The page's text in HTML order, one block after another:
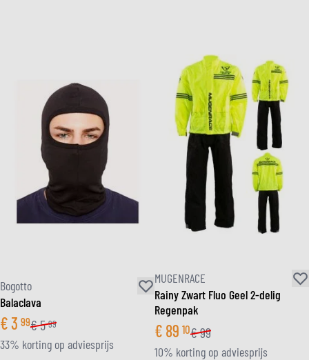
Bogotto
Balaclava
€3 99€5 99
33% korting op adviesprijs
MUGENRACE
Rainy Zwart Fluo Geel 2-delig
Regenpak
€ 89 10€99
10% korting op adviesprijs